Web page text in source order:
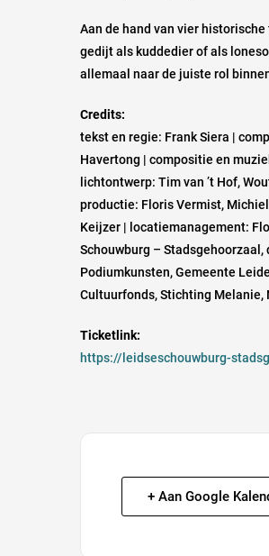
Aan de hand van vier
gedijt als kuddedier of als
allemaal naar de juiste rol
Credits:
tekst en regie: Frank Siera |
Havertong | compositie en
lichtontwerp: Tim van ’t Hof,
productie: Floris Vermist,
Keijzer | locatiemanagement:
Schouwburg –
Podiumkunsten, Gemeente
Cultuurfonds, Stichting
Ticketlink:
https://leidseschouwburg-
+ Aan Google